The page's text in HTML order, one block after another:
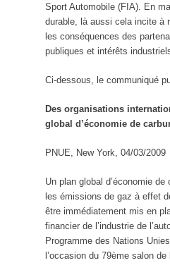
Sport Automobile (FIA). En
durable, là aussi cela incite à
les conséquences des
publiques et intérêts
Ci-dessous, le communiqué
Des organisations
global d’économie de
PNUE, New York, 04/03/2009
Un plan global d’économie
les émissions de gaz à effet
être immédiatement mis en
financier de l’industrie de
Programme des Nations
l’occasion du 79ème salon de